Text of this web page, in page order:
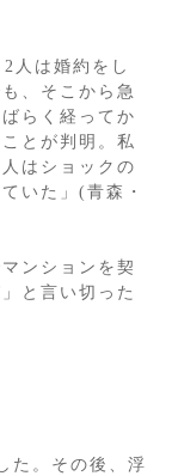
人は婚約をし
、そこから急
らく経ってか
とが判明。私
はショックの
いた」(青森・
ンションを契
と言い切った
た。その後、浮